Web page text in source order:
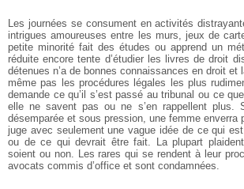
Les journées se consument en activités
intrigues amoureuses entre les murs, jeux de
petite minorité fait des études ou apprend un
réduite encore tente d’étudier les livres de droit
détenues n’a de bonnes connaissances en droit et
même pas les procédures légales les plus
demande ce qu’il s’est passé au tribunal ou ce
elle ne savent pas ou ne s’en rappellent plus.
désemparée et sous pression, une femme enverra
juge avec seulement une vague idée de ce qui
ou de ce qui devrait être fait. La plupart plaident
soient ou non. Les rares qui se rendent à leur
avocats commis d’office et sont condamnées.